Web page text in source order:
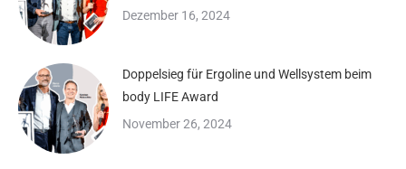
Dezember 16, 2024
Doppelsieg für Ergoline und Wellsystem beim
body LIFE Award
November 26, 2024